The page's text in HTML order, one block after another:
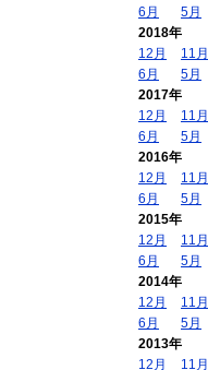
6月
5月
2018年
12月
11月
6月
5月
2017年
12月
11月
6月
5月
2016年
12月
11月
6月
5月
2015年
12月
11月
6月
5月
2014年
12月
11月
6月
5月
2013年
12月
11月